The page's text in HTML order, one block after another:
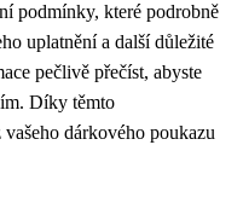
podmínky, které podrobně
uplatnění a další důležité
pečlivě přečíst, abyste
Díky těmto
dárkového poukazu